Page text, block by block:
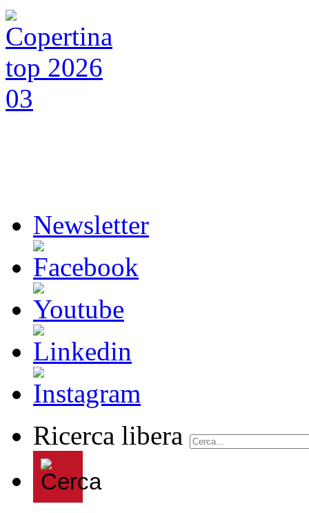
Newsletter
Ricerca libera